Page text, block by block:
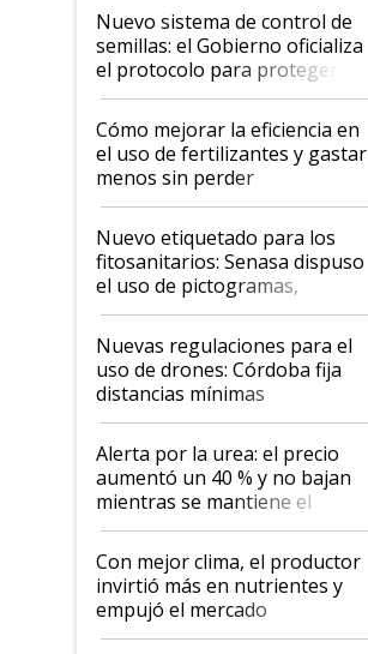
Nuevo sistema de control de
semillas: el Gobierno oficializa
el protocolo para proteger la
propiedad intelectual
Cómo mejorar la eficiencia en
el uso de fertilizantes y gastar
menos sin perder
productividad en la campaña
fina
Nuevo etiquetado para los
fitosanitarios: Senasa dispuso
el uso de pictogramas,
palabras de advertencia e
indicaciones
Nuevas regulaciones para el
uso de drones: Córdoba fija
distancias mínimas
Alerta por la urea: el precio
aumentó un 40 % y no bajan
mientras se mantiene el
conflicto en Medio Oriente
Con mejor clima, el productor
invirtió más en nutrientes y
empujó el mercado